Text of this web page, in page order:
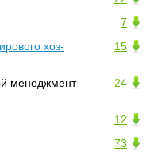
7
15
хоз-
24
менеджмент
12
73